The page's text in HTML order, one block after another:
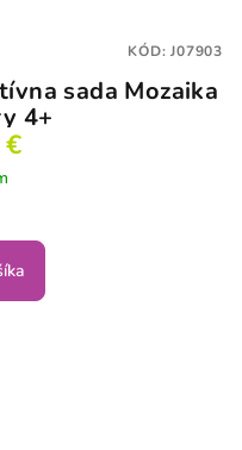
sada Mozaika
4+
KÓD:J07903